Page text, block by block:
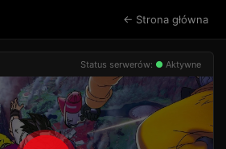
← Strona główna
Status serwerów: ● Aktywne